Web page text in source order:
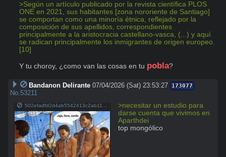
>Según un artículo publicado por la revista científica PLOS
ONE en 2021, sus habitantes [zona nororiente de Santiago]
se comportan como una minoría étnica, reflejado por la
composición de sus apellidos, correspondientes
principalmente a la aristocracia castellano-vasca, (...) y aquí
se radican principalmente los inmigrantes de origen europeo.
[10]
Y tu choroy, ¿como van las cosas en tu pobla?
Bandanon Delirante 07/04/2026 (Sat) 23:53:27 173077
No.53211
502efadfd2d4ab5542413c2ab11625e5d63f8bfc3b6b023ffbcf3d8d2bab9dc7.jpg
>necesitar un estudio para
darse cuenta que vivimos en
Aparthdei
top mongólico